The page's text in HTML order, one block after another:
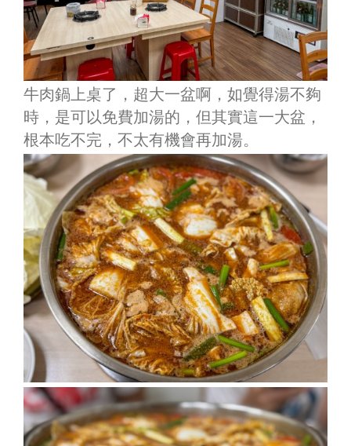
牛肉鍋上桌了，超大一盆啊，如覺得湯不夠
時，是可以免費加湯的，但其實這一大盆，
根本吃不完，不太有機會再加湯。